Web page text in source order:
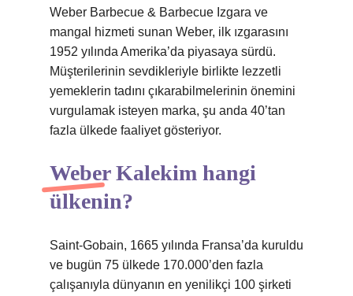
Weber Barbecue & Barbecue Izgara ve
mangal hizmeti sunan Weber, ilk ızgarasını
1952 yılında Amerika’da piyasaya sürdü.
Müşterilerinin sevdikleriyle birlikte lezzetli
yemeklerin tadını çıkarabilmelerinin önemini
vurgulamak isteyen marka, şu anda 40’tan
fazla ülkede faaliyet gösteriyor.
Weber Kalekim hangi
ülkenin?
Saint-Gobain, 1665 yılında Fransa’da kuruldu
ve bugün 75 ülkede 170.000’den fazla
çalışanıyla dünyanın en yenilikçi 100 şirketi